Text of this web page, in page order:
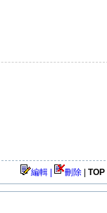
編輯 | 刪除 TOP